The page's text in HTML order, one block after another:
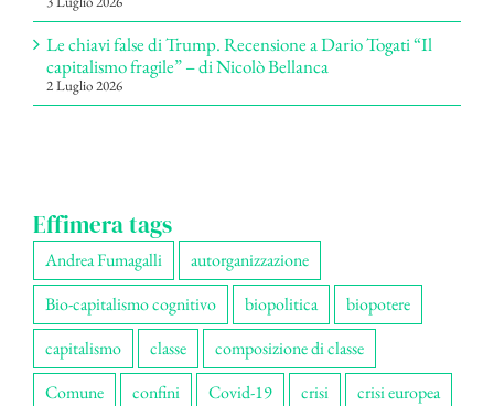
Le chiavi false di Trump. Recensione a Dario Togati “Il
capitalismo fragile” – di Nicolò Bellanca
2 Luglio 2026
Effimera tags
Andrea Fumagalli
autorganizzazione
Bio-capitalismo cognitivo
biopolitica
biopotere
capitalismo
classe
composizione di classe
Comune
confini Covid-19 crisi
crisi europea